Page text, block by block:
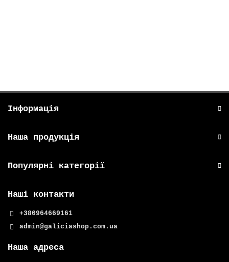
Інформація
Наша продукція
Популярні категорії
Наші контакти
+380964669161
admin@galiciashop.com.ua
Наша адреса